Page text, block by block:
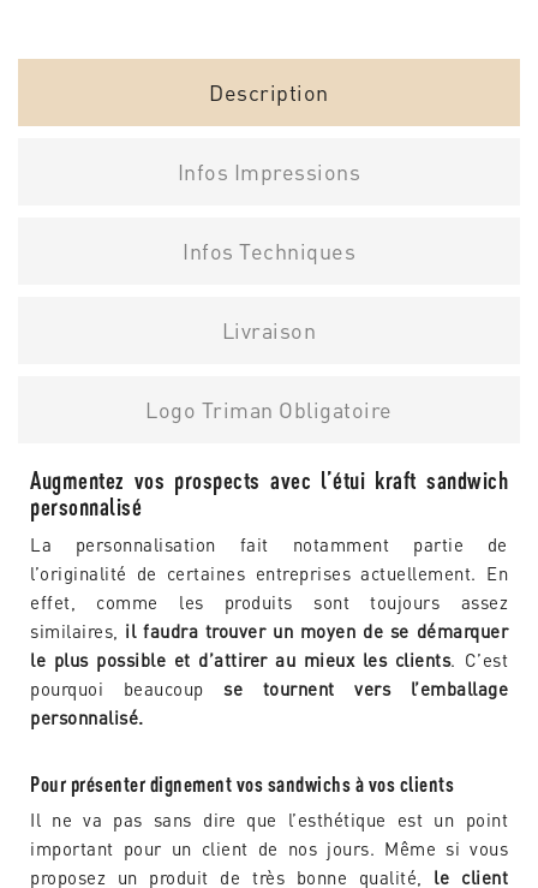
Description
Infos Impressions
Infos Techniques
Livraison
Logo Triman Obligatoire
Augmentez vos prospects avec l’étui kraft sandwich
personnalisé
La personnalisation fait notamment partie de
l’originalité de certaines entreprises actuellement. En
effet, comme les produits sont toujours assez
similaires, il faudra trouver un moyen de se démarquer
le plus possible et d’attirer au mieux les clients. C’est
pourquoi beaucoup se tournent vers l’emballage
personnalisé.
Pour présenter dignement vos sandwichs à vos clients
Il ne va pas sans dire que l’esthétique est un point
important pour un client de nos jours. Même si vous
proposez un produit de très bonne qualité, le client